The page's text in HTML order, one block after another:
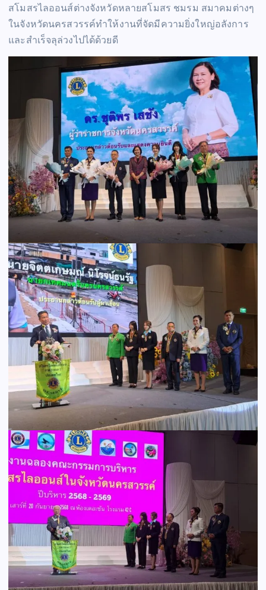
สโมสรไลออนส์ต่างจังหวัดหลายสโมสร ชมรม สมาคมต่างๆ
ในจังหวัดนครสวรรค์ทำให้งานที่จัดมีความยิ่งใหญ่อลังการ
และสำเร็จลุล่วงไปได้ด้วยดี